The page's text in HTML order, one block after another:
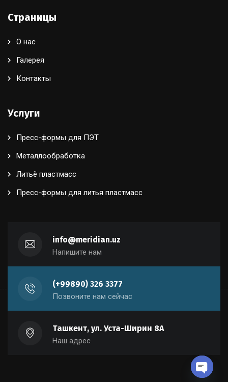
Страницы
О нас
Галерея
Контакты
Услуги
Пресс-формы для ПЭТ
Металлообработка
Литьё пластмасс
Пресс-формы для литья пластмасс
info@meridian.uz
Напишите нам
(+99890) 326 3377
Позвоните нам сейчас
Ташкент, ул. Уста-Ширин 8А
Наш адрес